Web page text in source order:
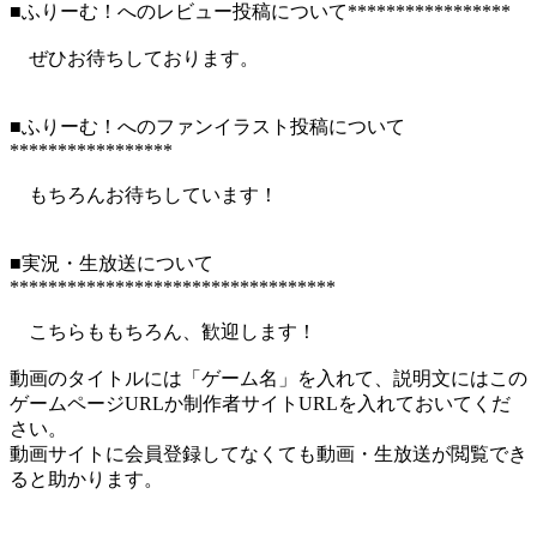
■ふりーむ！へのレビュー投稿について*****************
ぜひお待ちしております。
■ふりーむ！へのファンイラスト投稿について
*****************
もちろんお待ちしています！
■実況・生放送について
**********************************
こちらももちろん、歓迎します！
動画のタイトルには「ゲーム名」を入れて、説明文にはこの
ゲームページURLか制作者サイトURLを入れておいてくだ
さい。
動画サイトに会員登録してなくても動画・生放送が閲覧でき
ると助かります。